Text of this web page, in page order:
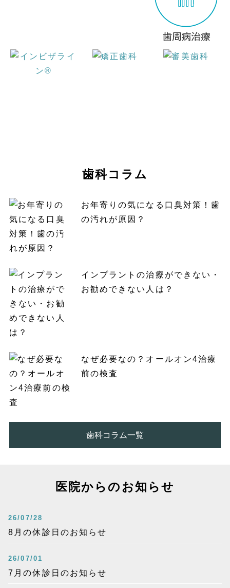
歯科コラム
お年寄りの気になる口臭対策！歯
の汚れが原因？
インプラントの治療ができない・
お勧めできない人は？
なぜ必要なの？オールオン4治療
前の検査
歯科コラム一覧
医院からのお知らせ
26/07/28
8月の休診日のお知らせ
26/07/01
7月の休診日のお知らせ